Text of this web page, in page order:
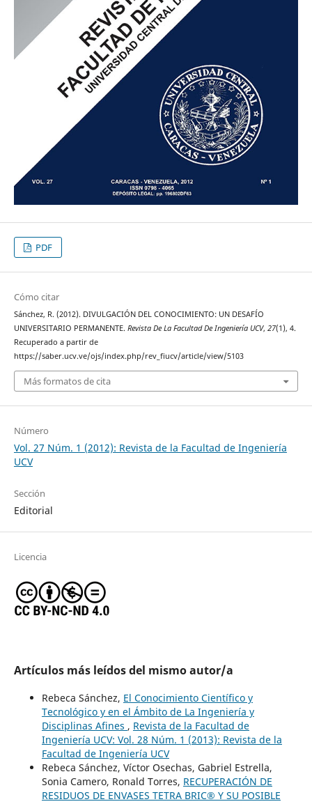
PDF
Cómo citar
Sánchez, R. (2012). DIVULGACIÓN DEL CONOCIMIENTO: UN DESAFÍO
UNIVERSITARIO PERMANENTE. Revista De La Facultad De Ingeniería UCV, 27(1), 4.
Recuperado a partir de
https://saber.ucv.ve/ojs/index.php/rev_fiucv/article/view/5103
Más formatos de cita
Número
Vol. 27 Núm. 1 (2012): Revista de la Facultad de Ingeniería
UCV
Sección
Editorial
Licencia
Artículos más leídos del mismo autor/a
Rebeca Sánchez, El Conocimiento Científico y
Tecnológico y en el Ámbito de La Ingeniería y
Disciplinas Afines , Revista de la Facultad de
Ingeniería UCV: Vol. 28 Núm. 1 (2013): Revista de la
Facultad de Ingeniería UCV
Rebeca Sánchez, Víctor Osechas, Gabriel Estrella,
Sonia Camero, Ronald Torres, RECUPERACIÓN DE
RESIDUOS DE ENVASES TETRA BRIC® Y SU POSIBLE